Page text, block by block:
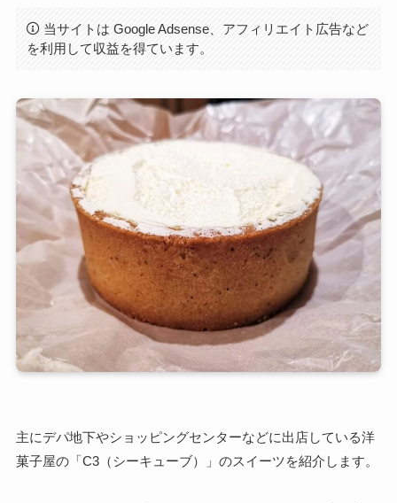
当サイトは Google Adsense、アフィリエイト広告など
を利用して収益を得ています。
主にデパ地下やショッピングセンターなどに出店している洋
菓子屋の「C3（シーキューブ）」のスイーツを紹介します。